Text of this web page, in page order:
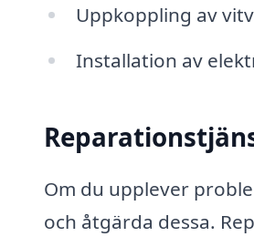
Uppkoppling av
Installation av
Om du upplever
och åtgärda dessa.